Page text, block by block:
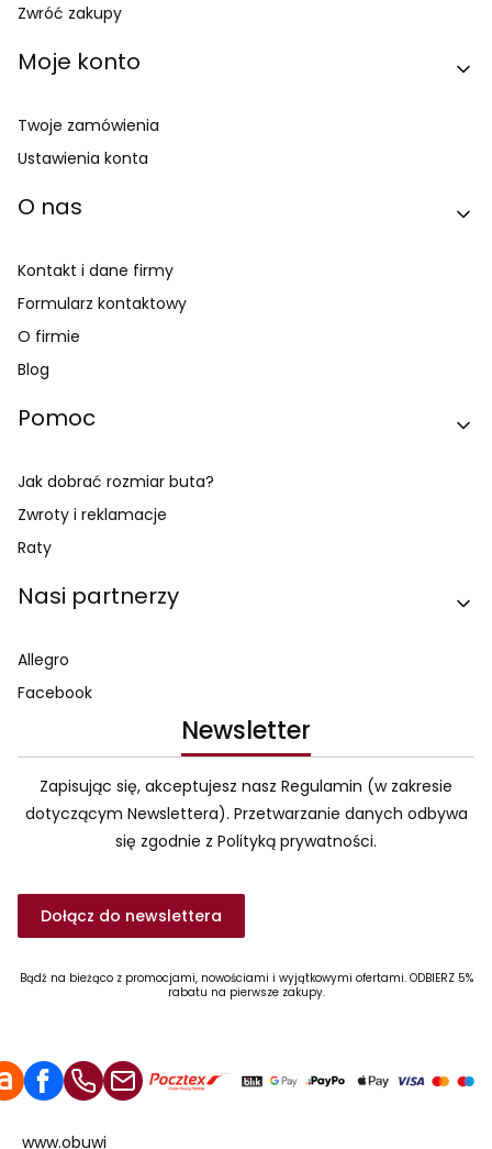
Zwróć zakupy
Moje konto
Twoje zamówienia
Ustawienia konta
O nas
Kontakt i dane firmy
Formularz kontaktowy
O firmie
Blog
Pomoc
Jak dobrać rozmiar buta?
Zwroty i reklamacje
Raty
Nasi partnerzy
Allegro
Facebook
Newsletter
Bądź na bieżąco z promocjami, nowościami i wyjątkowymi ofertami. ODBIERZ 5%
rabatu na pierwsze zakupy.
Dołącz do newslettera
Zapisując się, akceptujesz nasz Regulamin (w zakresie
dotyczącym Newslettera). Przetwarzanie danych odbywa
się zgodnie z Polityką prywatności.
www.obuwi